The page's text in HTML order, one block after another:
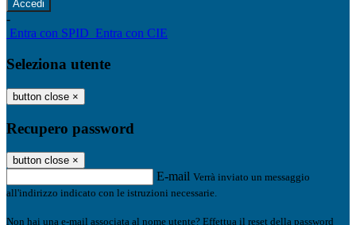
-
Entra con SPID Entra con CIE
Seleziona utente
button close ×
Recupero password
button close ×
E-mail Verrà inviato un messaggio
all'indirizzo indicato con le istruzioni necessarie.
Non hai una e-mail associata al nome utente? Effettua il reset della password